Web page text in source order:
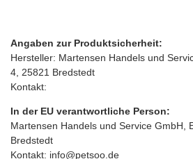
Angaben zur Produktsicherheit:
Hersteller: Martensen Handels und
4, 25821 Bredstedt
Kontakt:
In der EU verantwortliche Person:
Martensen Handels und Service GmbH,
Bredstedt
Kontakt: info@petsoo.de